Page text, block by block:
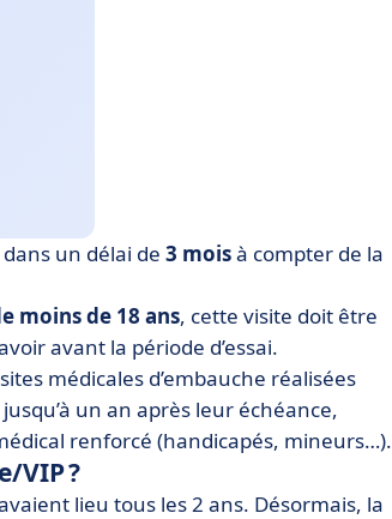
un délai de 3 moisà compter de la
moins de 18 ans, cette visite doit être
avant la période d’essai.
médicales d’embauche réalisées
un an après leur échéance,
renforcé (handicapés, mineurs…).
VIP ?
lieu tous les 2 ans. Désormais, la